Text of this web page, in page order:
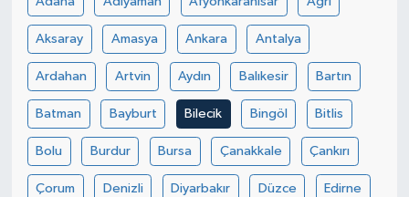
Aksaray Amasya Ankara Antalya
Ardahan Artvin Aydın Balıkesir Bartın
Batman Bayburt Bilecik Bingöl Bitlis
Bolu Burdur Bursa Çanakkale Çankırı
Çorum Denizli Diyarbakır Düzce Edirne